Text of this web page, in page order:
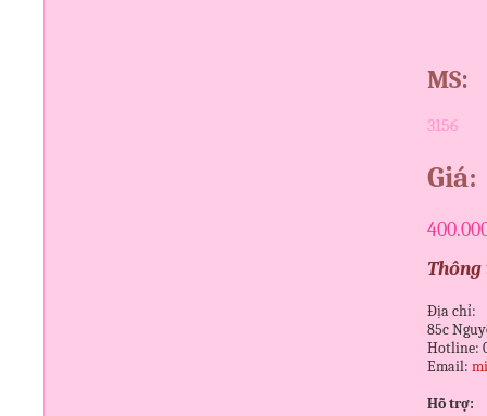
MS:
3156
Giá:
Thông
Địa chỉ:
85c
Hotline:
Email:
Hỗ trợ: